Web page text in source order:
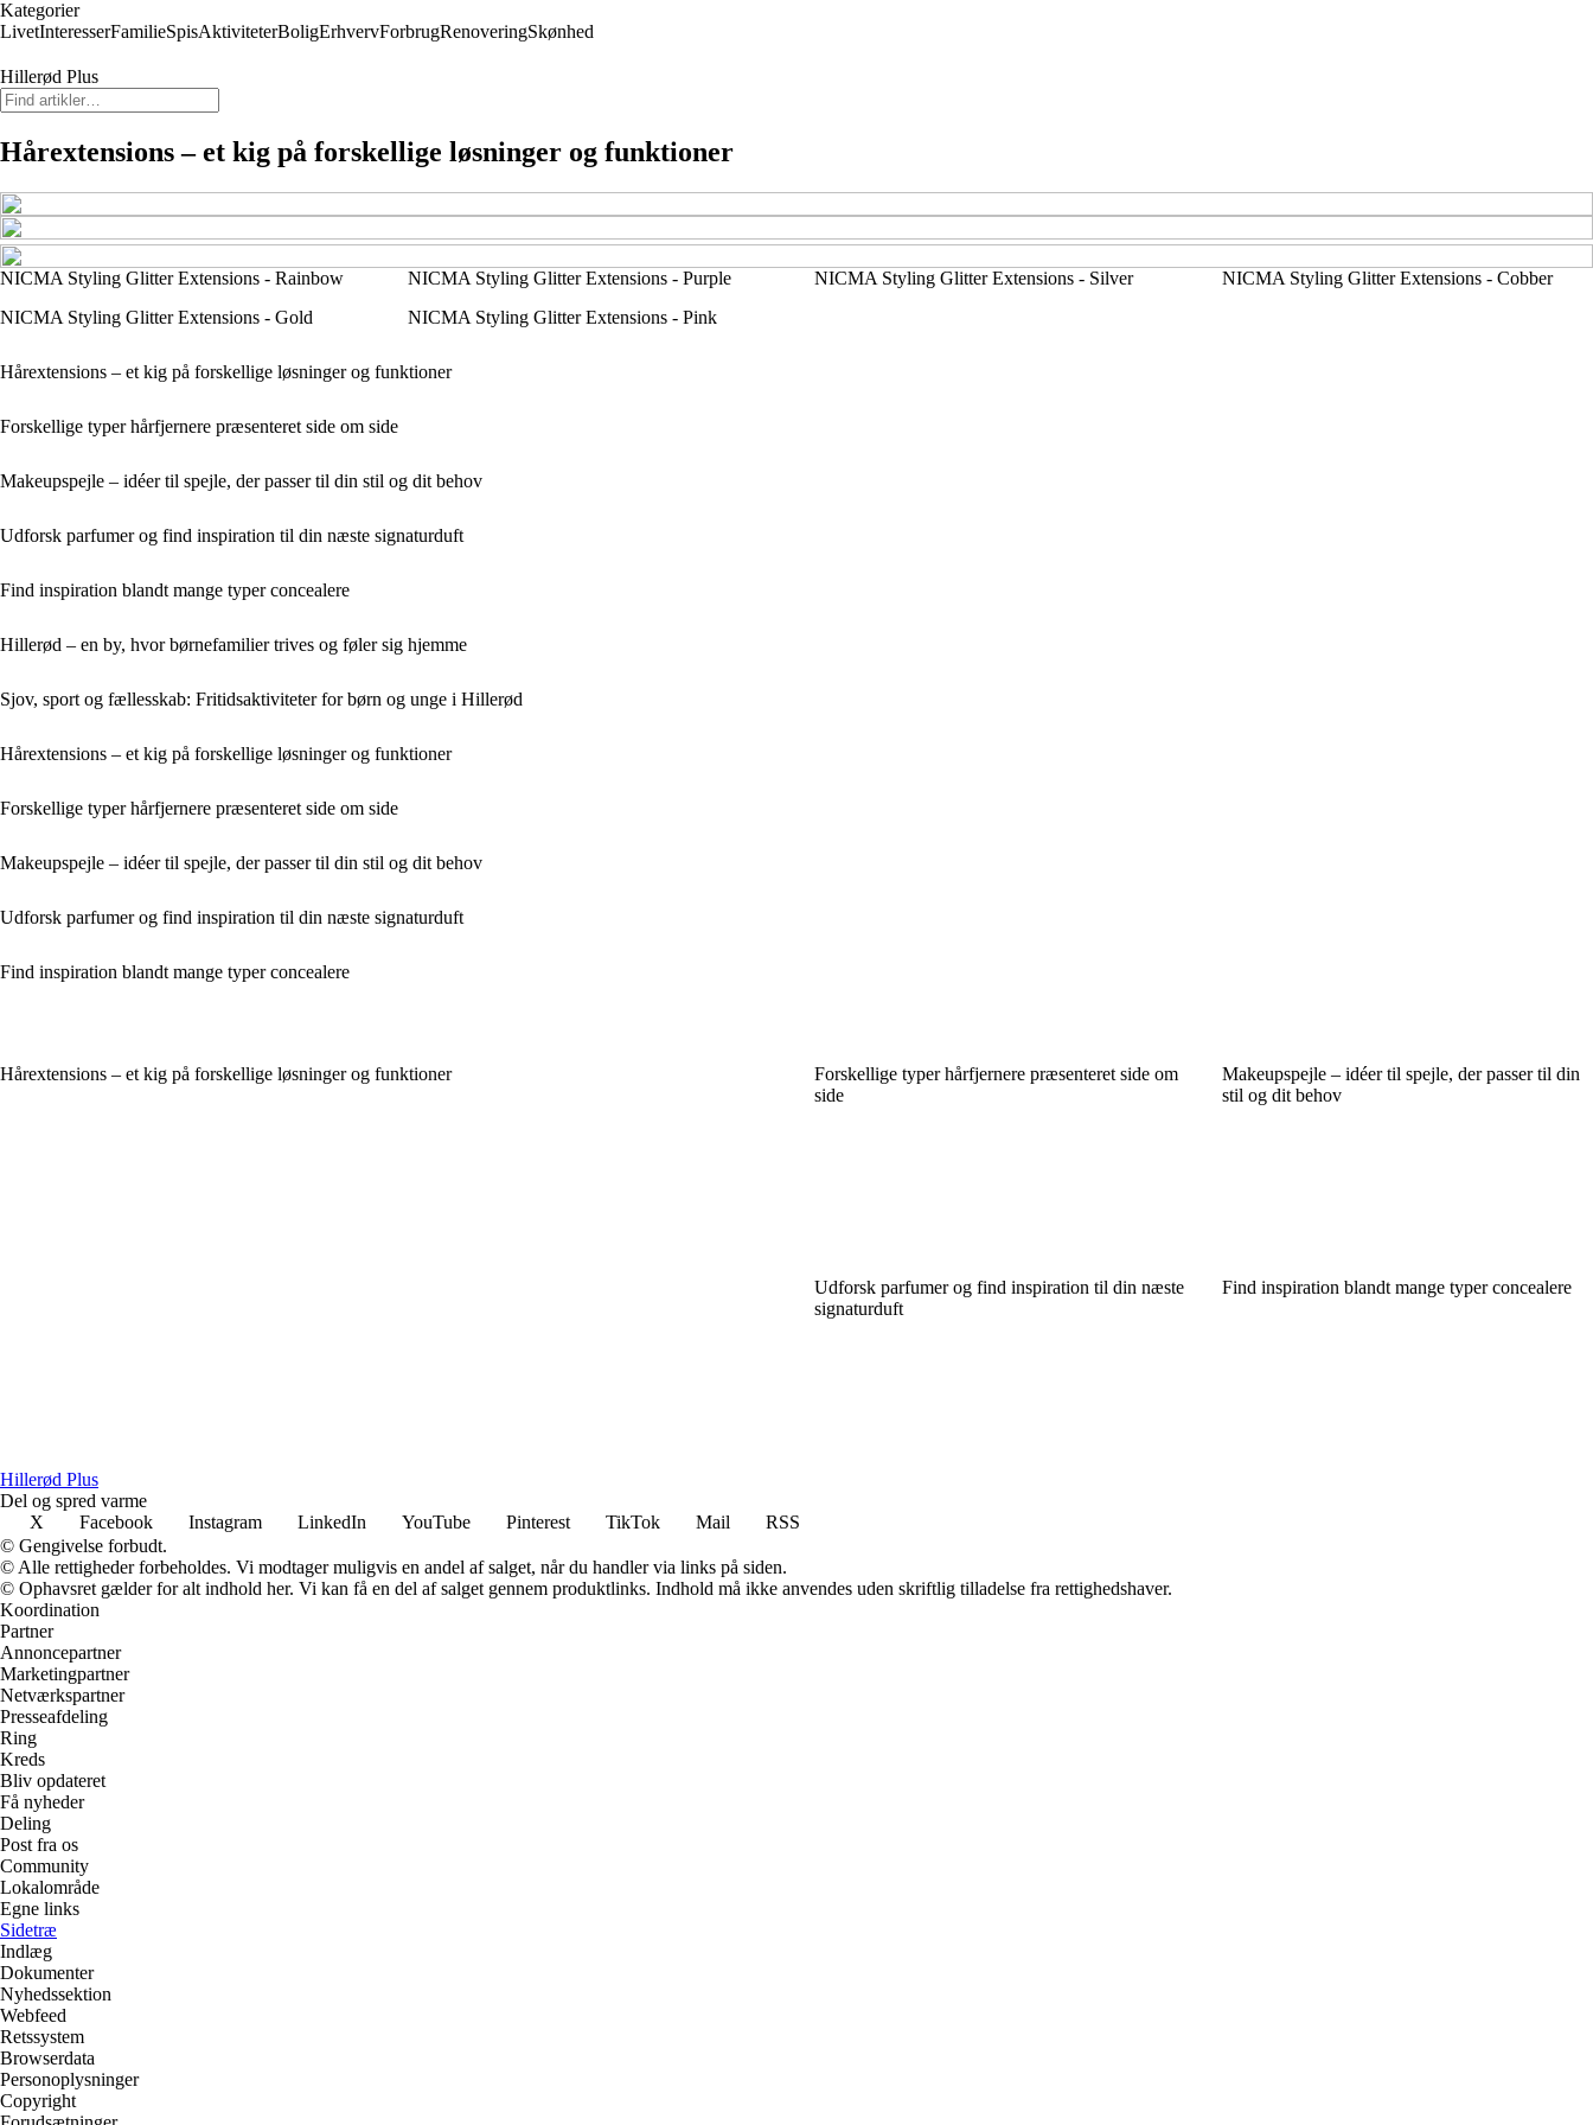
Kategorier
LivetInteresserFamilieSpisAktiviteterBoligErhvervForbrugRenoveringSkønhed
Hillerød Plus
Hårextensions – et kig på forskellige løsninger og funktioner
NICMA Styling Glitter Extensions - Rainbow NICMA Styling Glitter Extensions - Purple NICMA Styling Glitter Extensions - Silver
NICMA Styling Glitter Extensions - Cobber
NICMA Styling Glitter Extensions - Gold
NICMA Styling Glitter Extensions - Pink
Hårextensions – et kig på forskellige løsninger og funktioner
Forskellige typer hårfjernere præsenteret side om side
Makeupspejle – idéer til spejle, der passer til din stil og dit behov
Udforsk parfumer og find inspiration til din næste signaturduft
Find inspiration blandt mange typer concealere
Hillerød – en by, hvor børnefamilier trives og føler sig hjemme
Sjov, sport og fællesskab: Fritidsaktiviteter for børn og unge i Hillerød
Hårextensions – et kig på forskellige løsninger og funktioner
Forskellige typer hårfjernere præsenteret side om side
Makeupspejle – idéer til spejle, der passer til din stil og dit behov
Udforsk parfumer og find inspiration til din næste signaturduft
Find inspiration blandt mange typer concealere
Hårextensions – et kig på forskellige løsninger og funktioner
Forskellige typer hårfjernere præsenteret side om
side
Makeupspejle – idéer til spejle, der passer til din
stil og dit behov
Udforsk parfumer og find inspiration til din næste
signaturduft
Find inspiration blandt mange typer concealere
Hillerød Plus
Del og spred varme
X
Facebook Instagram LinkedIn YouTube Pinterest TikTok Mail
RSS
© Gengivelse forbudt.
© Alle rettigheder forbeholdes. Vi modtager muligvis en andel af salget, når du handler via links på siden.
© Ophavsret gælder for alt indhold her. Vi kan få en del af salget gennem produktlinks. Indhold må ikke anvendes uden skriftlig tilladelse fra rettighedshaver.
Koordination
Partner
Annoncepartner
Marketingpartner
Netværkspartner
Presseafdeling
Ring
Kreds
Bliv opdateret
Få nyheder
Deling
Post fra os
Community
Lokalområde
Egne links
Sidetræ
Indlæg
Dokumenter
Nyhedssektion
Webfeed
Retssystem
Browserdata
Personoplysninger
Copyright